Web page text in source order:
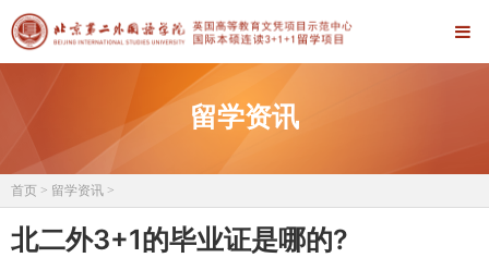
留学资讯
首页 > 留学资讯 >
北二外3+1的毕业证是哪的?